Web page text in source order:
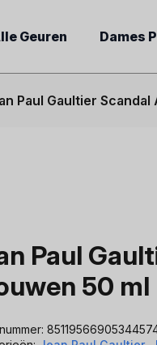
Geuren Dames
Paul Gaultier
Paul
50 ml